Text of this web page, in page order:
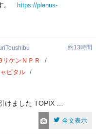
https://plenus-
約13時間
リケンＮＰＲ
ピタル
けました TOPIX …
全文表示